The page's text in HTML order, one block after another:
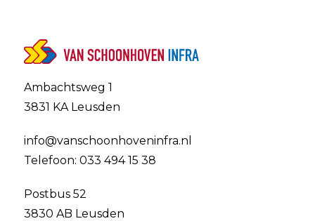
Ambachtsweg 1
3831 KA Leusden
info@vanschoonhoveninfra.nl
Telefoon: 033 494 15 38
Postbus 52
3830 AB Leusden